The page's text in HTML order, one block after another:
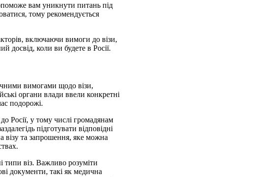
вам уникнути питань під
тому рекомендується
включаючи вимоги до візи,
досвід, коли ви будете в Росії.
вимогами щодо візи,
органи влади ввели конкретні
подорожі.
Росії, у тому числі громадянам
підготувати відповідні
візу та запрошення, яке можна
типи віз. Важливо розуміти
документи, такі як медична